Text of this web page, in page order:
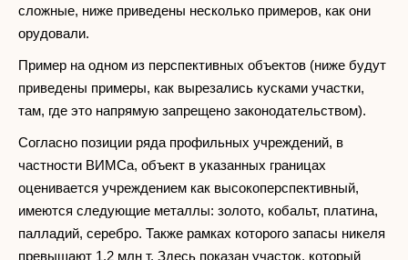
сложные, ниже приведены несколько примеров, как они
орудовали.
Пример на одном из перспективных объектов (ниже будут
приведены примеры, как вырезались кусками участки,
там, где это напрямую запрещено законодательством).
Согласно позиции ряда профильных учреждений, в
частности ВИМСа, объект в указанных границах
оценивается учреждением как высокоперспективный,
имеются следующие металлы: золото, кобальт, платина,
палладий, серебро. Также рамках которого запасы никеля
превышают 1,2 млн т. Здесь показан участок, который